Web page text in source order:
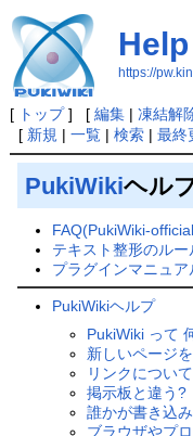
Help
https://
[ トップ] [ 編集| 凍結解
[ 新規 | 一覧| 検索| 最終
PukiWikiヘル
FAQ(PukiWiki-
テキスト整形のルー
プラグインマニュア
PukiWikiヘルプ
PukiWiki って
新しいページ
リンクについ
掲示板と違う?
誰かが書き込
ブラウザやプ